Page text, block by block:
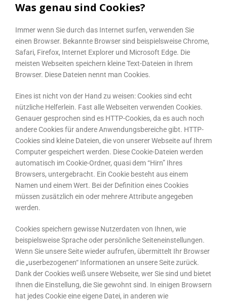
Was genau sind Cookies?
Immer wenn Sie durch das Internet surfen, verwenden Sie
einen Browser. Bekannte Browser sind beispielsweise Chrome,
Safari, Firefox, Internet Explorer und Microsoft Edge. Die
meisten Webseiten speichern kleine Text-Dateien in Ihrem
Browser. Diese Dateien nennt man Cookies.
Eines ist nicht von der Hand zu weisen: Cookies sind echt
nützliche Helferlein. Fast alle Webseiten verwenden Cookies.
Genauer gesprochen sind es HTTP-Cookies, da es auch noch
andere Cookies für andere Anwendungsbereiche gibt. HTTP-
Cookies sind kleine Dateien, die von unserer Webseite auf Ihrem
Computer gespeichert werden. Diese Cookie-Dateien werden
automatisch im Cookie-Ordner, quasi dem “Hirn” Ihres
Browsers, untergebracht. Ein Cookie besteht aus einem
Namen und einem Wert. Bei der Definition eines Cookies
müssen zusätzlich ein oder mehrere Attribute angegeben
werden.
Cookies speichern gewisse Nutzerdaten von Ihnen, wie
beispielsweise Sprache oder persönliche Seiteneinstellungen.
Wenn Sie unsere Seite wieder aufrufen, übermittelt Ihr Browser
die „userbezogenen“ Informationen an unsere Seite zurück.
Dank der Cookies weiß unsere Webseite, wer Sie sind und bietet
Ihnen die Einstellung, die Sie gewohnt sind. In einigen Browsern
hat jedes Cookie eine eigene Datei, in anderen wie